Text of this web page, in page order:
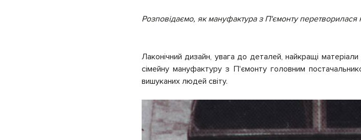
Розповідаємо, як мануфактура з П'ємонту перетворилася
Лаконічний дизайн, увага до деталей, найкращі
сімейну мануфактуру з П'ємонту головним
вишуканих людей світу.